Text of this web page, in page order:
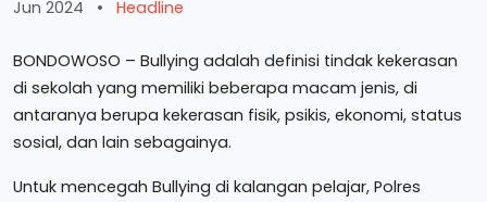
Jun 2024
• Headline
BONDOWOSO – Bullying adalah definisi tindak kekerasan
di sekolah yang memiliki beberapa macam jenis, di
antaranya berupa kekerasan fisik, psikis, ekonomi, status
sosial, dan lain sebagainya.
Untuk mencegah Bullying di kalangan pelajar, Polres